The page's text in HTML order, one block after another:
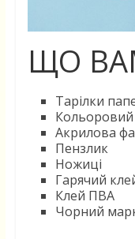
ЩО
Тарілки
Акрилова
Пензлик
Ножиці
Гарячий
Клей ПВА
Чорний